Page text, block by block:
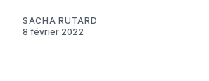
SACHA RUTARD
8 février 2022